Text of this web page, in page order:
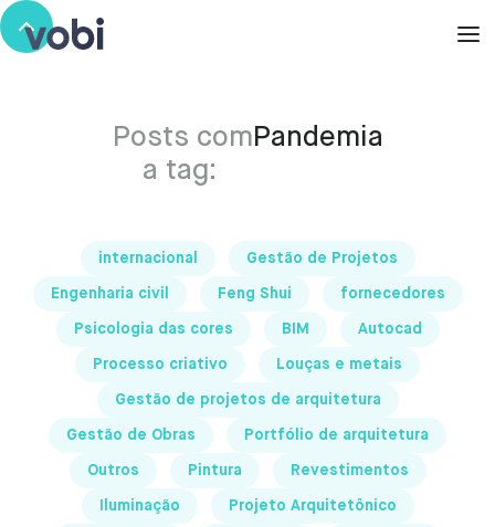
Posts com
a tag:
Pandemia
internacional Gestão de Projetos
Engenharia civil Feng Shui fornecedores
Psicologia das cores BIM Autocad
Processo criativo Louças e metais
Gestão de projetos de arquitetura
Gestão de Obras Portfólio de arquitetura
Outros Pintura Revestimentos
Iluminação Projeto Arquitetônico